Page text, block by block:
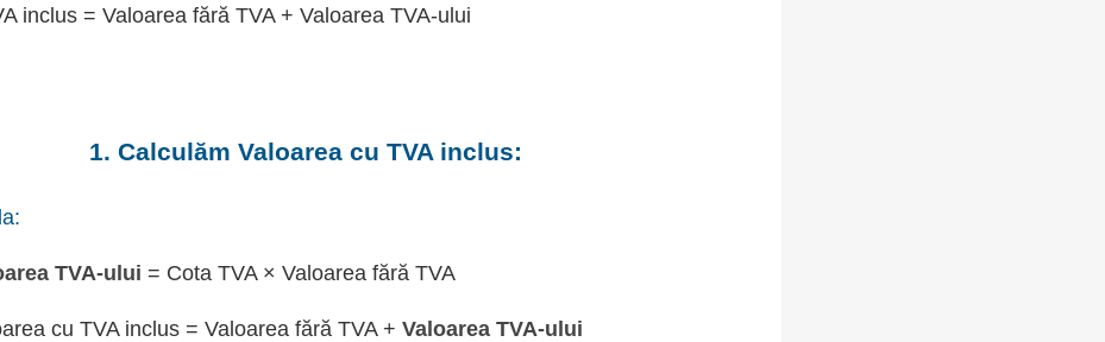
inclus = Valoarea fără TVA + Valoarea TVA-ului
1. Calculăm Valoarea cu TVA inclus:
TVA-ului = Cota TVA × Valoarea fără TVA
cu TVA inclus = Valoarea fără TVA +Valoarea TVA-ului